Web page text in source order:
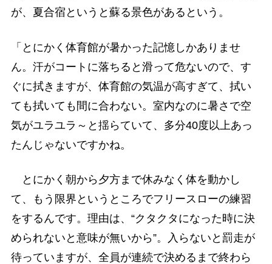
が、夏合宿というと蘇る景色があるという。
「とにかく体育館が暑かった記憶しかありませ
ん。汗がコートに落ちると滑って危ないので、す
ぐに拭きますが、体育館の気温が高すぎて、拭い
ても拭いても間に合わない。室内なのに暑さで空
気がユラユラ～と揺らていて、多分40度以上あっ
たんじゃないですかね。
とにかく朝から夕方まで休みなく体を動かし
て、もう限界というところでフリースローの練習
をするんです。理由は、“クタクタになった時に決
められないと意味が無いから”。入らないと罰走が
待っていますが、全員が連続で決めるまで終わら